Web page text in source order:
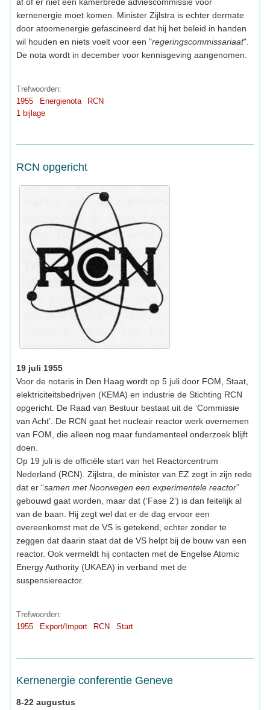
kernenergie moet komen. Minister Zijlstra is echter dermate
door atoomenergie gefascineerd dat hij het beleid in handen
wil houden en niets voelt voor een "regeringscommissariaat".
De nota wordt in december voor kennisgeving aangenomen.
Trefwoorden:
1955
Energienota
RCN
1 bijlage
RCN opgericht
19 juli 1955
Voor de notaris in Den Haag wordt op 5 juli door FOM, Staat,
elektriciteitsbedrijven (KEMA) en industrie de Stichting RCN
opgericht. De Raad van Bestuur bestaat uit de ‘Commissie
van Acht’. De RCN gaat het nucleair reactor werk overnemen
van FOM, die alleen nog maar fundamenteel onderzoek blijft
doen.
Op 19 juli is de officiële start van het Reactorcentrum
Nederland (RCN). Zijlstra, de minister van EZ zegt in zijn rede
dat er “samen met Noorwegen een experimentele reactor”
gebouwd gaat worden, maar dat (‘Fase 2’) is dan feitelijk al
van de baan. Hij zegt wel dat er de dag ervoor een
overeenkomst met de VS is getekend, echter zonder te
zeggen dat daarin staat dat de VS helpt bij de bouw van een
reactor. Ook vermeldt hij contacten met de Engelse Atomic
Energy Authority (UKAEA) in verband met de
suspensiereactor.
Trefwoorden:
1955
Export/Import RCN Start
Kernenergie conferentie Geneve
8-22 augustus